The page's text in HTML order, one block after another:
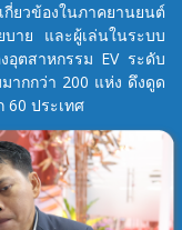
ยวข้องในภาคยานยนต์
าย และผู้เล่นในระบบ
อุตสาหกรรม EV ระดับ
ากกว่า 200 แห่ง ดึงดูด
60 ประเทศ